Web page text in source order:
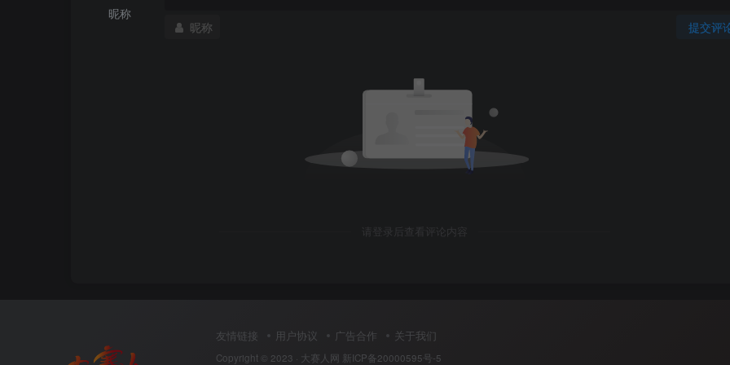
昵称
提交评
昵称
请登录后查看评论内容
友情链接 用户协议 广告合作 关于我们
Copyright © 2023 · 大赛人网 新ICP备20000595号-5